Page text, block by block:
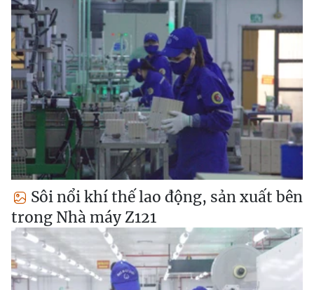
Sôi nổi khí thế lao động, sản xuất bên
trong Nhà máy Z121